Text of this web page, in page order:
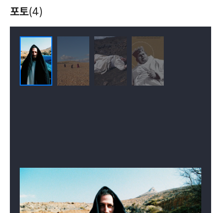
포토(4)